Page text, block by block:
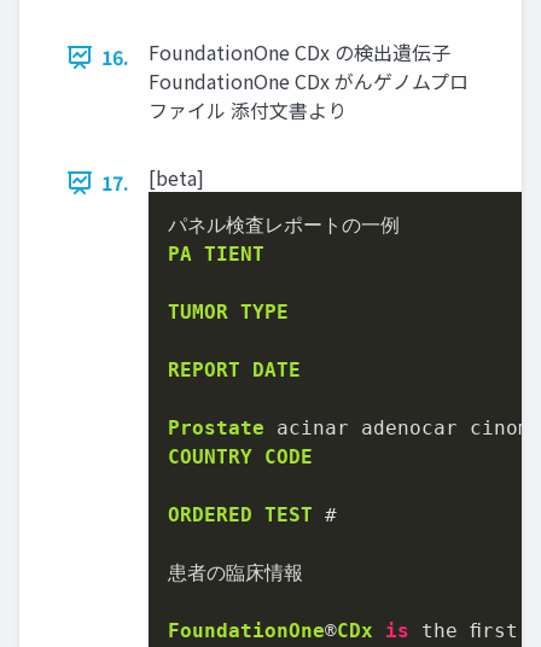
16.
FoundationOne CDx の検出遺伝子
FoundationOne CDx がんゲノムプロ
ファイル 添付文書より
17. [beta]
PA TIENT
TUMOR TYPE
REPORT DATE
Prostate
COUNTRY CODE
ORDERED TEST #
患者の臨床情報
FoundationOne®CDx is the ﬁrst